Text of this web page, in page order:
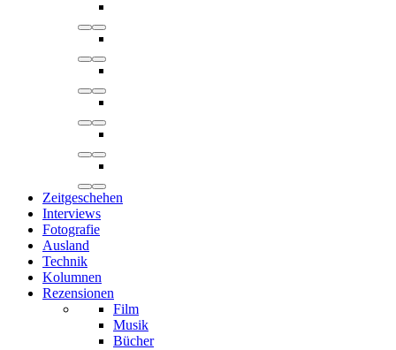
Zeitgeschehen
Interviews
Fotografie
Ausland
Technik
Kolumnen
Rezensionen
Film
Musik
Bücher